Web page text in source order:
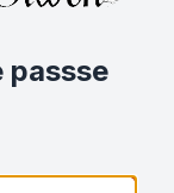
passse